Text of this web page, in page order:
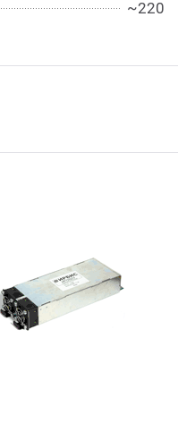
~220